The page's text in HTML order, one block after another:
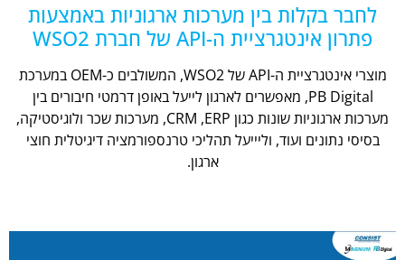
לחבר בקלות בין מערכות ארגוניות באמצעות
פתרון אינטגרציית ה-API של חברת WSO2
מוצרי אינטגרציית ה-API של WSO2, המשולבים כ-OEM במערכת
PB Digital, מאפשרים לארגון לייעל באופן דרמטי חיבורים בין
מערכות ארגוניות שונות כגון CRM ,ERP, מערכות שכר ולוגיסטיקה,
בסיסי נתונים ועוד, וליייעל תהליכי טרנספורמציה דיגיטלית חוצי
ארגון.